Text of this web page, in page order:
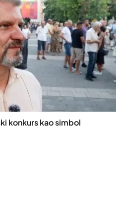
konkurs kao simbol